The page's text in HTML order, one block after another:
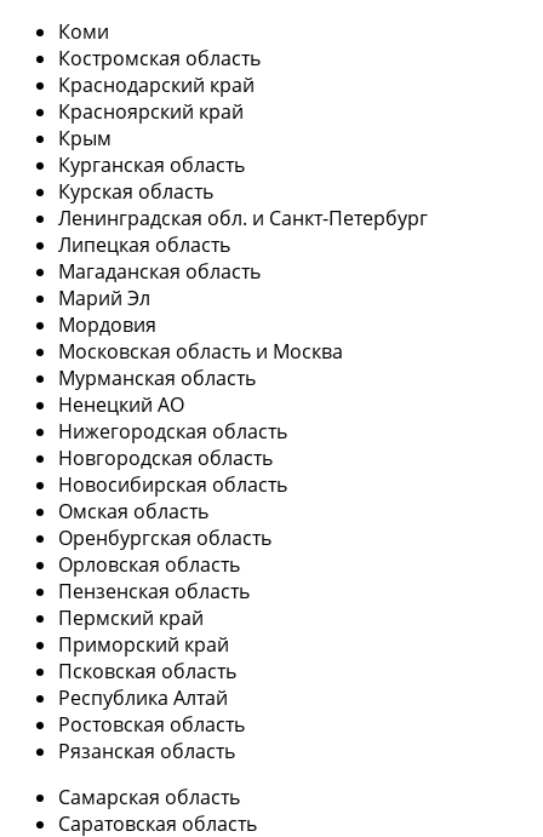
Коми
Костромская область
Краснодарский край
Красноярский край
Крым
Курганская область
Курская область
Ленинградская обл. и Санкт-Петербург
Липецкая область
Магаданская область
Марий Эл
Мордовия
Московская область и Москва
Мурманская область
Ненецкий АО
Нижегородская область
Новгородская область
Новосибирская область
Омская область
Оренбургская область
Орловская область
Пензенская область
Пермский край
Приморский край
Псковская область
Республика Алтай
Ростовская область
Рязанская область
Самарская область
Саратовская область